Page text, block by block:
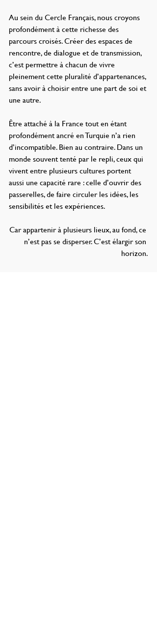
Au sein du Cercle Français, nous croyons
profondément à cette richesse des
parcours croisés. Créer des espaces de
rencontre, de dialogue et de transmission,
c’est permettre à chacun de vivre
pleinement cette pluralité d’appartenances,
sans avoir à choisir entre une part de soi et
une autre.
Être attaché à la France tout en étant
profondément ancré en Turquie n’a rien
d’incompatible. Bien au contraire. Dans un
monde souvent tenté par le repli, ceux qui
vivent entre plusieurs cultures portent
aussi une capacité rare : celle d’ouvrir des
passerelles, de faire circuler les idées, les
sensibilités et les expériences.
Car appartenir à plusieurs lieux, au fond, ce
n’est pas se disperser. C’est élargir son
horizon.